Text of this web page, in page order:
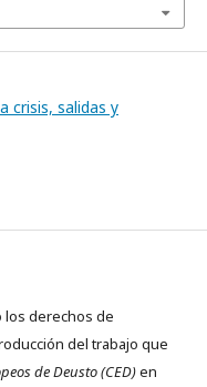
crisis, salidas y
los derechos de
del trabajo que
de Deusto (CED)en